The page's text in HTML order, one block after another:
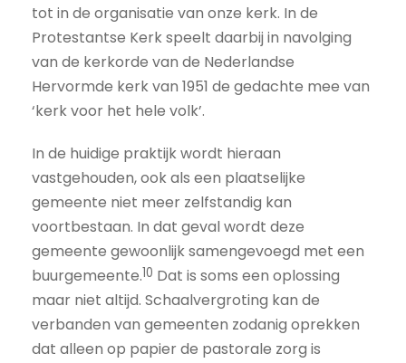
tot in de organisatie van onze kerk. In de
Protestantse Kerk speelt daarbij in navolging
van de kerkorde van de Nederlandse
Hervormde kerk van 1951 de gedachte mee van
‘kerk voor het hele volk’.
In de huidige praktijk wordt hieraan
vastgehouden, ook als een plaatselijke
gemeente niet meer zelfstandig kan
voortbestaan. In dat geval wordt deze
gemeente gewoonlijk samengevoegd met een
buurgemeente.10 Dat is soms een oplossing
maar niet altijd. Schaalvergroting kan de
verbanden van gemeenten zodanig oprekken
dat alleen op papier de pastorale zorg is